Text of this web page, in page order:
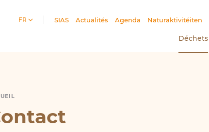
FR SIAS Actualités Agenda Naturaktivitéiten
Déchets